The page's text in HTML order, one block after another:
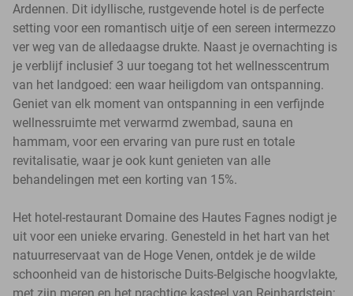
Ardennen. Dit idyllische, rustgevende hotel is de perfecte
setting voor een romantisch uitje of een sereen intermezzo
ver weg van de alledaagse drukte. Naast je overnachting is
je verblijf inclusief 3 uur toegang tot het wellnesscentrum
van het landgoed: een waar heiligdom van ontspanning.
Geniet van elk moment van ontspanning in een verfijnde
wellnessruimte met verwarmd zwembad, sauna en
hammam, voor een ervaring van pure rust en totale
revitalisatie, waar je ook kunt genieten van alle
behandelingen met een korting van 15%.
Het hotel-restaurant Domaine des Hautes Fagnes nodigt je
uit voor een unieke ervaring. Genesteld in het hart van het
natuurreservaat van de Hoge Venen, ontdek je de wilde
schoonheid van de historische Duits-Belgische hoogvlakte,